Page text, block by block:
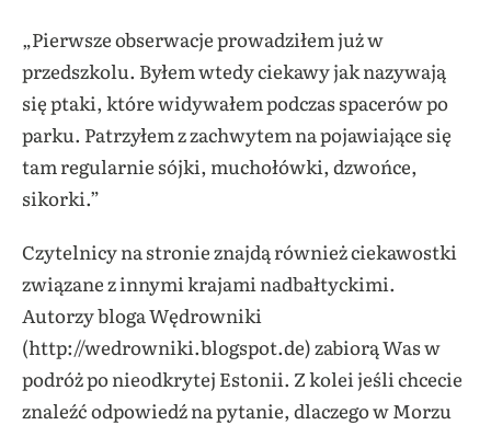
„Pierwsze obserwacje prowadziłem już w
przedszkolu. Byłem wtedy ciekawy jak nazywają
się ptaki, które widywałem podczas spacerów po
parku. Patrzyłem z zachwytem na pojawiające się
tam regularnie sójki, muchołówki, dzwońce,
sikorki.”
Czytelnicy na stronie znajdą również ciekawostki
związane z innymi krajami nadbałtyckimi.
Autorzy bloga Wędrowniki
(http://wedrowniki.blogspot.de) zabiorą Was w
podróż po nieodkrytej Estonii. Z kolei jeśli chcecie
znaleźć odpowiedź na pytanie, dlaczego w Morzu